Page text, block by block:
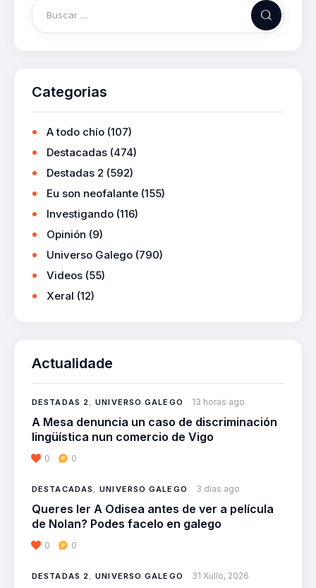
Categorias
A todo chío (107)
Destacadas (474)
Destadas 2 (592)
Eu son neofalante (155)
Investigando (116)
Opinión (9)
Universo Galego (790)
Videos (55)
Xeral (12)
Actualidade
DESTADAS 2,UNIVERSO GALEGO 13 horas ago
A Mesa denuncia un caso de discriminación
lingüística nun comercio de Vigo
0 0
DESTACADAS ,UNIVERSO GALEGO 3 días ago
Queres ler A Odisea antes de ver a película
de Nolan? Podes facelo en galego
0 0
DESTADAS 2,UNIVERSO GALEGO 31 Xullo, 2026